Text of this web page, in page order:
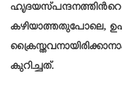
ഹൃദയസ്പന്ദനത്തിൻറെ
കഴിയാത്തതുപോലെ,
കുറിച്ചത്.